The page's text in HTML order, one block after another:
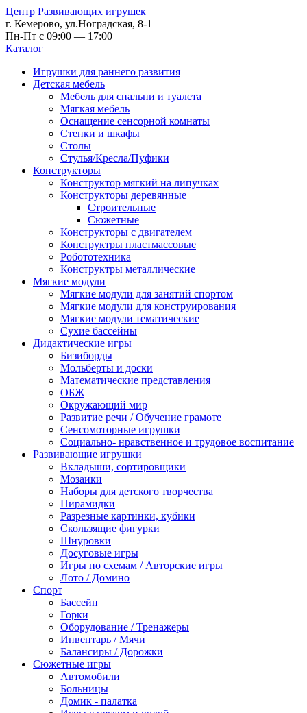
Центр Развивающих игрушек
г. Кемерово, ул.Ноградская, 8-1
Пн-Пт с 09:00 — 17:00
Каталог
Игрушки для раннего развития
Детская мебель
Мебель для спальни и туалета
Мягкая мебель
Оснащение сенсорной комнаты
Стенки и шкафы
Столы
Стулья/Кресла/Пуфики
Конструкторы
Конструктор мягкий на липучках
Конструкторы деревянные
Строительные
Сюжетные
Конструкторы с двигателем
Конструктры пластмассовые
Робототехника
Конструктры металлические
Мягкие модули
Мягкие модули для занятий спортом
Мягкие модули для конструирования
Мягкие модули тематические
Сухие бассейны
Дидактические игры
Бизиборды
Мольберты и доски
Математические представления
ОБЖ
Окружающий мир
Развитие речи / Обучение грамоте
Сенсомоторные игрушки
Социально- нравственное и трудовое воспитание
Развивающие игрушки
Вкладыши, сортировщики
Мозаики
Наборы для детского творчества
Пирамидки
Разрезные картинки, кубики
Скользящие фигурки
Шнуровки
Досуговые игры
Игры по схемам / Авторские игры
Лото / Домино
Спорт
Бассейн
Горки
Оборудование / Тренажеры
Инвентарь / Мячи
Балансиры / Дорожки
Сюжетные игры
Автомобили
Больницы
Домик - палатка